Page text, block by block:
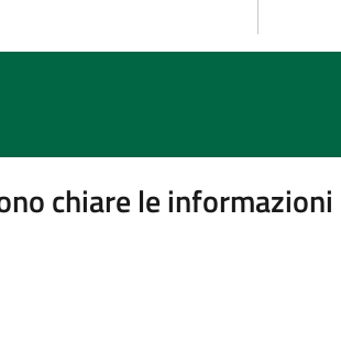
chiare le